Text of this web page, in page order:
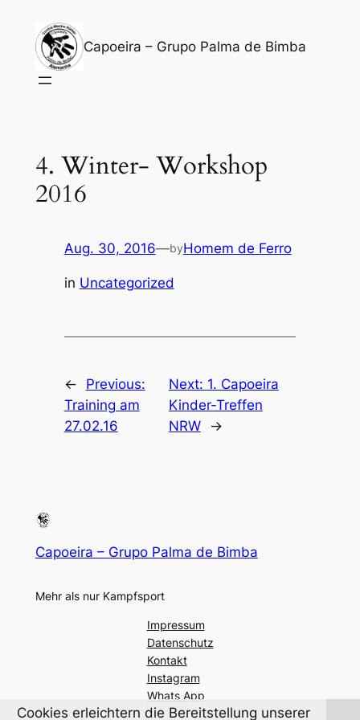
Inhalt
springen
Capoeira – Grupo Palma de Bimba
4. Winter- Workshop
2016
Aug. 30, 2016—byHomem de Ferro
in Uncategorized
←
Previous:
Training am
27.02.16
Next: 1. Capoeira
Kinder-Treffen
NRW
→
Capoeira – Grupo Palma de Bimba
Mehr als nur Kampfsport
Impressum
Datenschutz
Kontakt
Instagram
Whats App
Cookies erleichtern die Bereitstellung unserer